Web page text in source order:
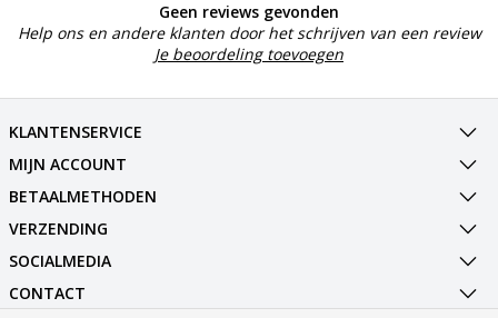
Geen reviews gevonden
Help ons en andere klanten door het schrijven van een review
Je beoordeling toevoegen
KLANTENSERVICE
MIJN ACCOUNT
BETAALMETHODEN
VERZENDING
SOCIALMEDIA
CONTACT